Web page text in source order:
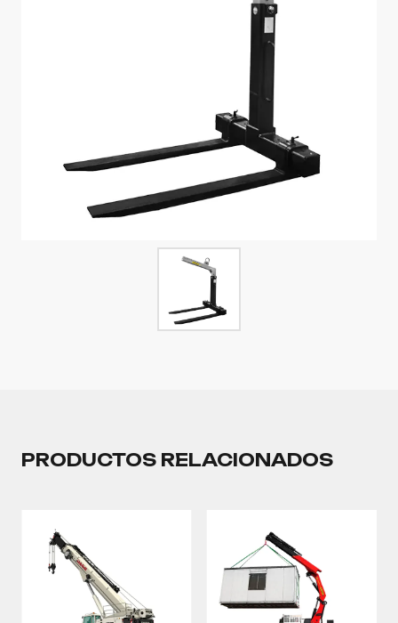
PRODUCTOS RELACIONADOS